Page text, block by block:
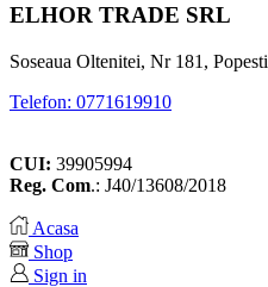
ELHOR TRADE SRL
Soseaua Oltenitei, Nr 181,
Telefon: 0771619910
CUI: 39905994
Reg. Com.: J40/13608/2018
Acasa
Shop
Sign in